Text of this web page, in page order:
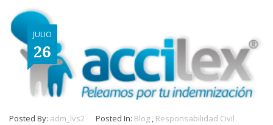
JULIO
26
Posted By: adm_lvs2 Posted In: Blog , Responsabilidad Civil